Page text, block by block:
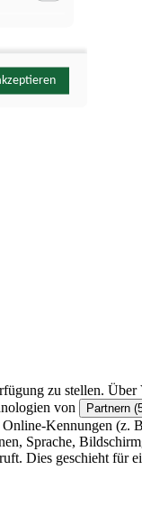
zu stellen. Über
von Partnern
Kennungen (z.
Sprache,
Dies geschieht für